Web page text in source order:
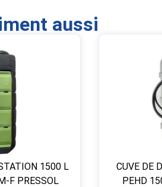
aussi
1500 L
F PRESSOL
CUVE DE
PEHD